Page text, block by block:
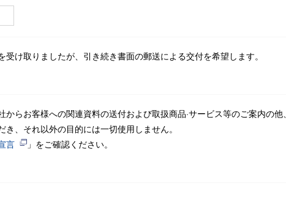
け取りましたが、引き続き書面の郵送による交付を希望します。
らお客様への関連資料の送付および取扱商品·サービス等のご案内の他、
、それ以外の⽬的には⼀切使⽤しません。
⾔
」をご確認ください。